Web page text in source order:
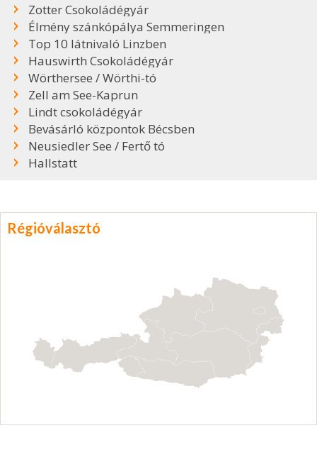
Zotter Csokoládégyár
Élmény szánkópálya Semmeringen
Top 10 látnivaló Linzben
Hauswirth Csokoládégyár
Wörthersee / Wörthi-tó
Zell am See-Kaprun
Lindt csokoládégyár
Bevásárló központok Bécsben
Neusiedler See / Fertő tó
Hallstatt
Régióválasztó